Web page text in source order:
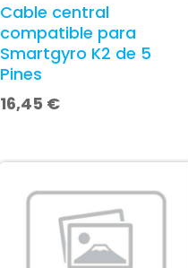
Cable central
compatible para
Smartgyro K2 de 5
Pines
16,45 €